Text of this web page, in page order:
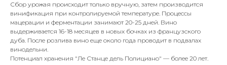
Сбор урожая происходит только вручную, затем производится
винификация при контролируемой температуре. Процессы
мацерации и ферментации занимают 20-25 дней. Вино
выдерживается 16-18 месяцев в новых бочках из французского
дуба. После розлива вино еще около года проводит в подвалах
винодельни.
Потенциал хранения "Ле Станце дель Полициано" — более 20 лет.